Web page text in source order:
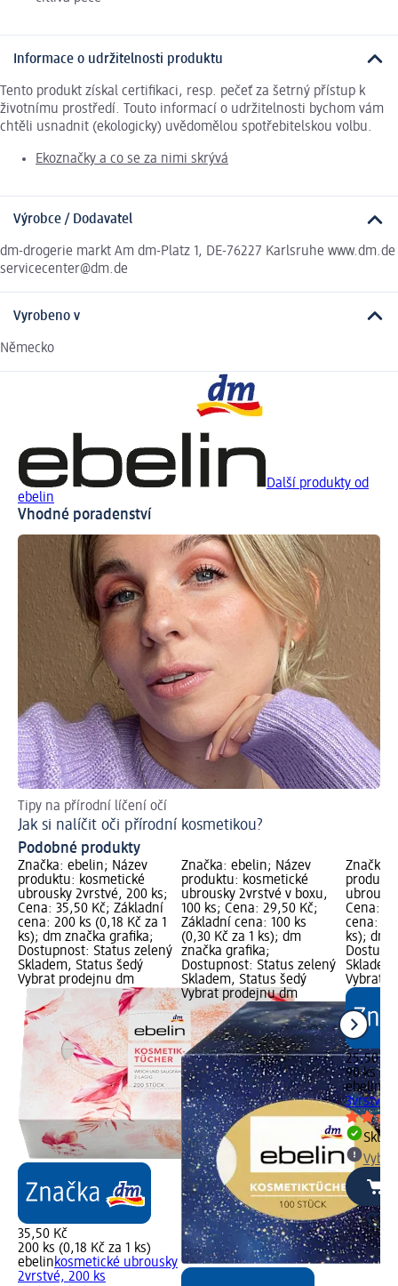
Informace o udržitelnosti produktu
Tento produkt získal certifikaci, resp. pečeť za šetrný přístup k
životnímu prostředí. Touto informací o udržitelnosti bychom vám
chtěli usnadnit (ekologicky) uvědomělou spotřebitelskou volbu.
Ekoznačky a co se za nimi skrývá
Výrobce / Dodavatel
dm-drogerie markt Am dm-Platz 1, DE-76227 Karlsruhe www.dm.de
servicecenter@dm.de
Vyrobeno v
Německo
Další produkty od
ebelin
Vhodné poradenství
Tipy na přírodní líčení očí
Jak si nalíčit oči přírodní kosmetikou?
Podobné produkty
Značka: ebelin; Název
produktu: kosmetické
ubrousky 2vrstvé, 200 ks;
Cena: 35,50 Kč; Základní
cena: 200 ks (0,18 Kč za 1
ks); dm značka grafika;
Dostupnost: Status zelený
Skladem, Status šedý
Vybrat prodejnu dm
35,50 Kč
200 ks (0,18 Kč za 1 ks)
ebelinkosmetické ubrousky
2vrstvé, 200 ks
Značka: ebelin; Název
produktu: kosmetické
ubrousky 2vrstvé v boxu,
100 ks; Cena: 29,50 Kč;
Základní cena: 100 ks
(0,30 Kč za 1 ks); dm
značka grafika;
Dostupnost: Status zelený
Skladem, Status šedý
Vybrat prodejnu dm
Značka:
Cena:
cena: 90
ks); dm
Vybrat
25,50 Kč
90 ks
ebelin
3vrstvé,